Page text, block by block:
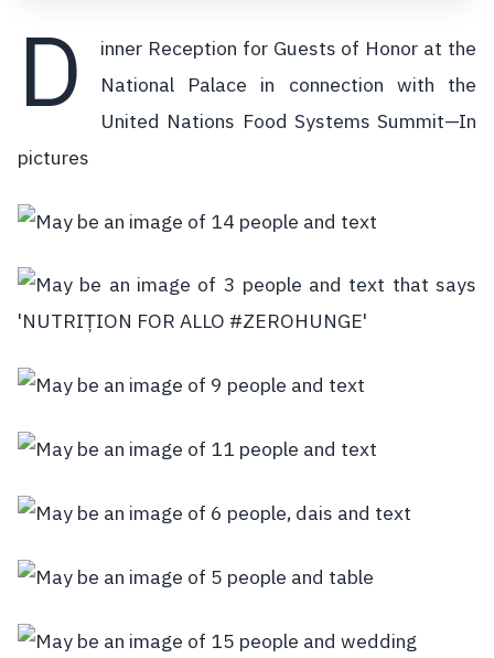
D
inner Reception for Guests of Honor at the
National Palace in connection with the
United Nations Food Systems Summit—In
pictures